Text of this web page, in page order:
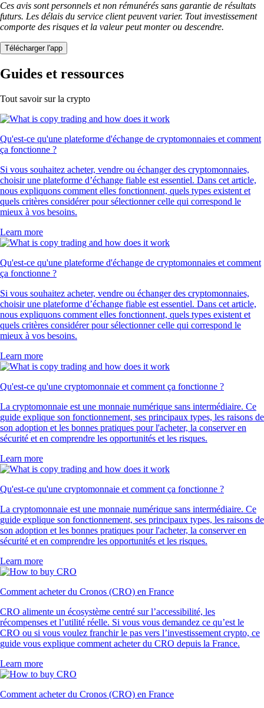
Ces avis sont personnels et non rémunérés sans garantie de résultats
futurs. Les délais du service client peuvent varier. Tout investissement
comporte des risques et la valeur peut monter ou descendre.
Télécharger l'app
Guides et ressources
Tout savoir sur la crypto
Qu'est-ce qu'une plateforme d'échange de cryptomonnaies et comment
ça fonctionne ?
Si vous souhaitez acheter, vendre ou échanger des cryptomonnaies,
choisir une plateforme d’échange fiable est essentiel. Dans cet article,
nous expliquons comment elles fonctionnent, quels types existent et
quels critères considérer pour sélectionner celle qui correspond le
mieux à vos besoins.
Learn more
Qu'est-ce qu'une plateforme d'échange de cryptomonnaies et comment
ça fonctionne ?
Si vous souhaitez acheter, vendre ou échanger des cryptomonnaies,
choisir une plateforme d’échange fiable est essentiel. Dans cet article,
nous expliquons comment elles fonctionnent, quels types existent et
quels critères considérer pour sélectionner celle qui correspond le
mieux à vos besoins.
Learn more
Qu'est-ce qu'une cryptomonnaie et comment ça fonctionne ?
La cryptomonnaie est une monnaie numérique sans intermédiaire. Ce
guide explique son fonctionnement, ses principaux types, les raisons de
son adoption et les bonnes pratiques pour l'acheter, la conserver en
sécurité et en comprendre les opportunités et les risques.
Learn more
Qu'est-ce qu'une cryptomonnaie et comment ça fonctionne ?
La cryptomonnaie est une monnaie numérique sans intermédiaire. Ce
guide explique son fonctionnement, ses principaux types, les raisons de
son adoption et les bonnes pratiques pour l'acheter, la conserver en
sécurité et en comprendre les opportunités et les risques.
Learn more
Comment acheter du Cronos (CRO) en France
CRO alimente un écosystème centré sur l’accessibilité, les
récompenses et l’utilité réelle. Si vous vous demandez ce qu’est le
CRO ou si vous voulez franchir le pas vers l’investissement crypto, ce
guide vous explique comment acheter du CRO depuis la France.
Learn more
Comment acheter du Cronos (CRO) en France